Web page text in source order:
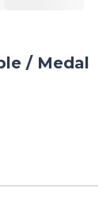
/ Medal